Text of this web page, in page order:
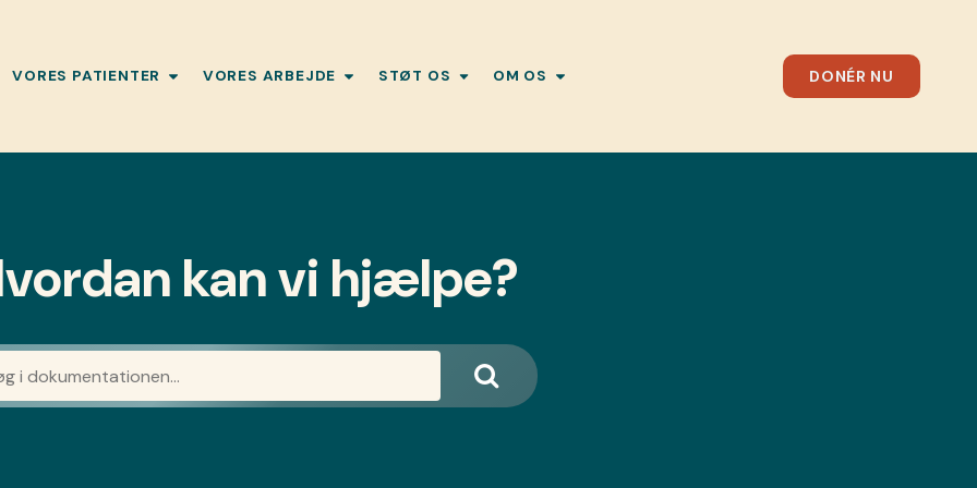
VORES PATIENTER VORES ARBEJDE STØT OS OM OS DONÉR NU
kan vi hjælpe?